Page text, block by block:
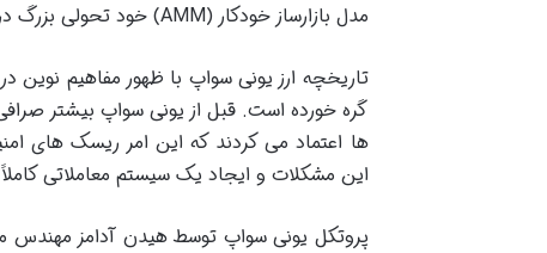
مدل بازارساز خودکار (AMM) خود تحولی بزرگ در شیوه معاملات رمزارزها ایجاد کرده است.
تاریخچه ارز یونی سواپ با ظهور مفاهیم
گره خورده است. قبل از یونی سواپ بیشتر صرافی
ها اعتماد می کردند که این امر ریسک های
این مشکلات و ایجاد یک سیستم معاملاتی